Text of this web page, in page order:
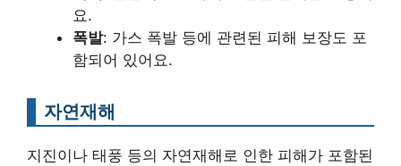
요.
폭발: 가스 폭발 등에 관련된 피해 보장도 포
함되어 있어요.
자연재해
지진이나 태풍 등의 자연재해로 인한 피해가 포함된